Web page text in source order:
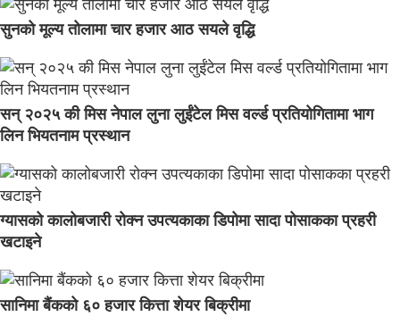
सुनको मूल्य तोलामा चार हजार आठ सयले वृद्धि
सन् २०२५ की मिस नेपाल लुना लुईंटेल मिस वर्ल्ड प्रतियोगितामा भाग
लिन भियतनाम प्रस्थान
ग्यासको कालोबजारी रोक्न उपत्यकाका डिपोमा सादा पोसाकका प्रहरी
खटाइने
सानिमा बैंकको ६० हजार कित्ता शेयर बिक्रीमा